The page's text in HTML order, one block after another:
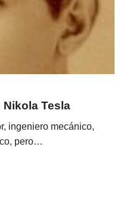
Tesla
ingeniero mecánico,
pero…